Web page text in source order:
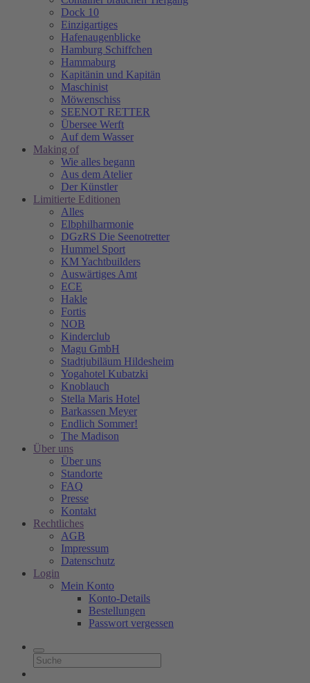
Dock 10
Einzigartiges
Hafenaugen­blicke
Hamburg Schiffchen
Hammaburg
Kapitänin und Kapitän
Maschinist
Möwenschiss
SEENOT RETTER
Übersee Werft
Auf dem Wasser
Making of
Wie alles begann
Aus dem Atelier
Der Künstler
Limitierte Editionen
Alles
Elbphilharmonie
DGzRS Die Seenotretter
Hummel Sport
KM Yachtbuilders
Auswärtiges Amt
ECE
Hakle
Fortis
NOB
Kinderclub
Magu GmbH
Stadtjubiläum Hildesheim
Yogahotel Kubatzki
Knoblauch
Stella Maris Hotel
Barkassen Meyer
Endlich Sommer!
The Madison
Über uns
Über uns
Standorte
FAQ
Presse
Kontakt
Rechtliches
AGB
Impressum
Datenschutz
Login
Mein Konto
Konto-Details
Bestellungen
Passwort vergessen